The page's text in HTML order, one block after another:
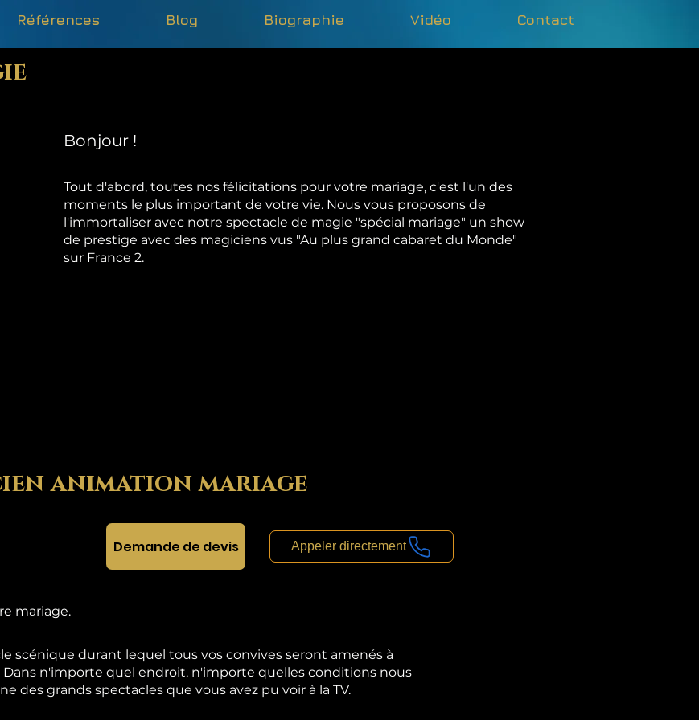
Références Blog Biographie Vidéo Contact
Bonjour !
Tout d'abord, toutes nos félicitations pour votre mariage, c'est l'un des
moments le plus important de votre vie. Nous vous proposons de
l'immortaliser avec notre spectacle de magie "spécial mariage" un show
de prestige avec des magiciens vus "Au plus grand cabaret du Monde"
sur France 2.
animation mariage
Demande de devis Appeler directement
mariage.
scénique durant lequel tous vos convives seront amenés à
n'importe quel endroit, n'importe quelles conditions nous
des grands spectacles que vous avez pu voir à la TV.